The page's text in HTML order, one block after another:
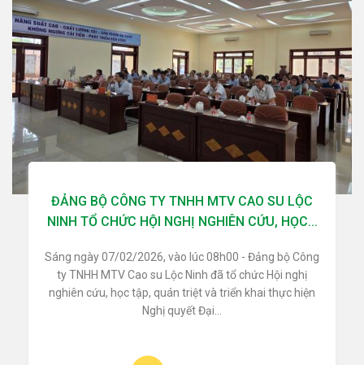
ĐẢNG BỘ CÔNG TY TNHH MTV CAO SU LỘC
NINH TỔ CHỨC HỘI NGHỊ NGHIÊN CỨU, HỌC...
Sáng ngày 07/02/2026, vào lúc 08h00 - Đảng bộ Công
ty TNHH MTV Cao su Lộc Ninh đã tổ chức Hội nghị
nghiên cứu, học tập, quán triệt và triển khai thực hiện
Nghị quyết Đại...